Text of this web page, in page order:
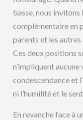
basse, nous invitons
complémentaire en
parents et les
Ces deux positions
n’impliquent
condescendance et
ni l’humilité et le
En revanche face à